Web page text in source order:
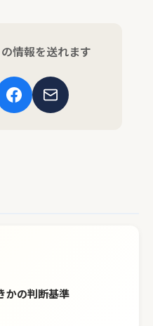
情報を送れます
かの判断基準